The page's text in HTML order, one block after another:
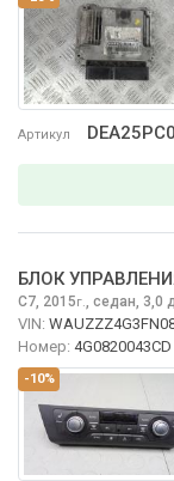
Артикул
-10%
БЛОК
C7, 2015г., седан, 3,0
VIN:
Номер: 4G0820043CD